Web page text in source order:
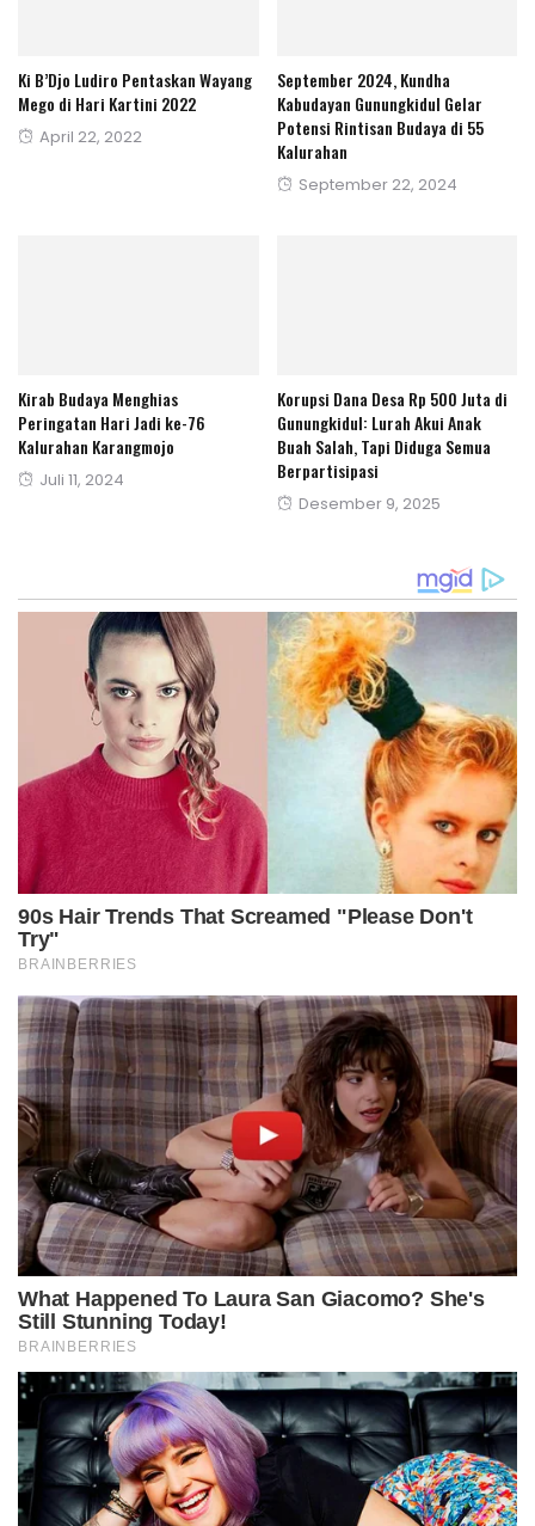
Ki B’Djo Ludiro Pentaskan Wayang
Mego di Hari Kartini 2022
Posted
April 22, 2022
September 2024, Kundha
Kabudayan Gunungkidul Gelar
Potensi Rintisan Budaya di 55
Kalurahan
Posted
September 22, 2024
Kirab Budaya Menghias
Peringatan Hari Jadi ke-76
Kalurahan Karangmojo
Posted
Juli 11, 2024
Korupsi Dana Desa Rp 500 Juta di
Gunungkidul: Lurah Akui Anak
Buah Salah, Tapi Diduga Semua
Berpartisipasi
Posted
Desember 9, 2025